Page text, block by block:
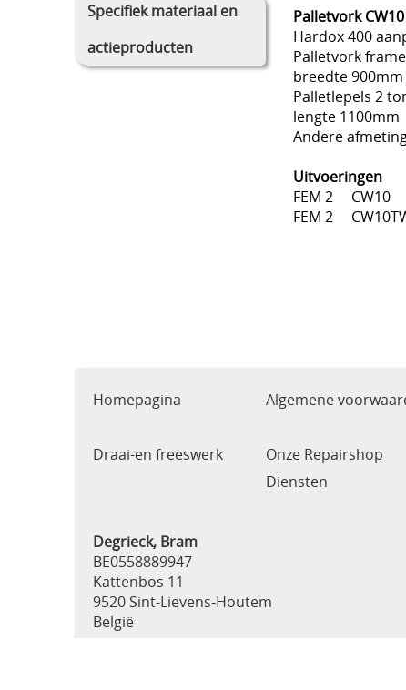
Specifiek materiaal en
actieproducten
Palletvork
Hardox 400
Palletvork frame
breedte 900mm
Palletlepels 2
lengte 1100mm
Andere
Uitvoeringen
FEM 2
FEM 2
Homepagina Algemene
Draai-en freeswerk
Onze Repairshop
Diensten
Degrieck, Bram
BE0558889947
Kattenbos 11
9520 Sint-Lievens-Houtem
België